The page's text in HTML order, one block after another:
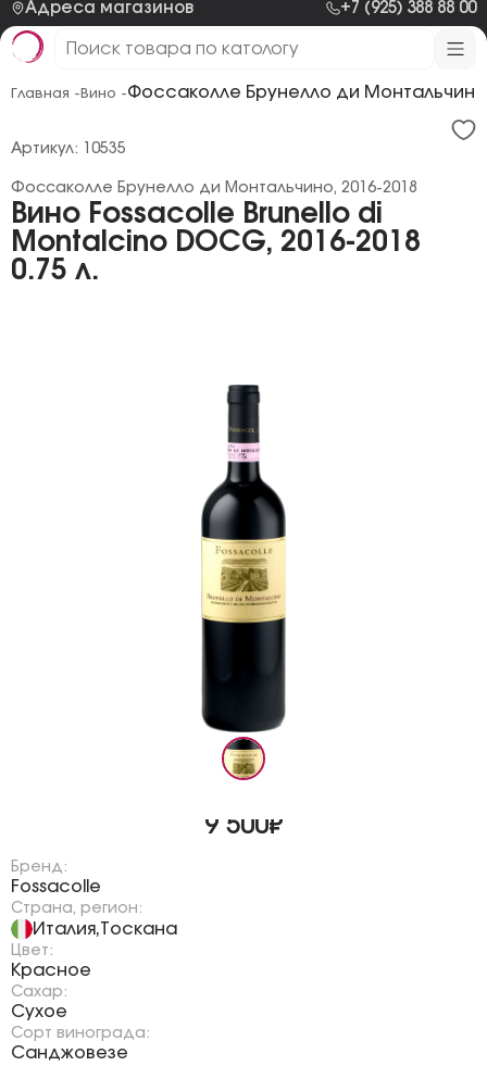
Адреса магазинов +7 (925) 388 88 00
Главная - Вино -Фоссаколле Брунелло ди
Вино Fossacolle Brunello di
Montalcino DOCG, 2016-2018
0.75 л.
Фоссаколле Брунелло ди Монтальчино, 2016-2018
Артикул: 10535
9 500₽
Бренд:
Fossacolle
Страна, регион:
Италия,Тоскана
Цвет:
Красное
Сахар:
Сухое
Сорт винограда:
Санджовезе